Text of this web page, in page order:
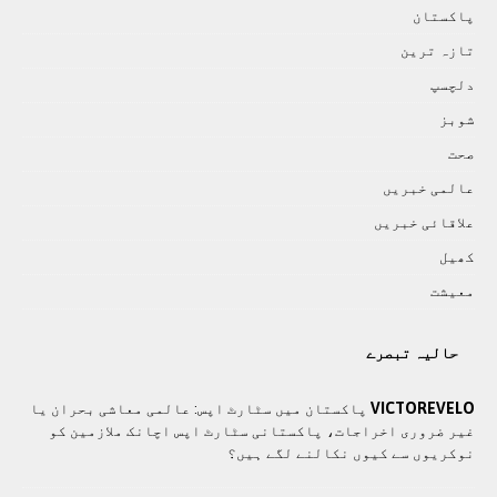
پاکستان
تازہ ترين
دلچسپ
شوبز
صحت
عالمی خبريں
علاقائی خبريں
کھيل
معيشت
حالیہ تبصرے
VICTOREVELO پاکستان میں سٹارٹ اپس: عالمی معاشی بحران یا
غیر ضروری اخراجات، پاکستانی سٹارٹ اپس اچانک ملازمین کو
نوکریوں سے کیوں نکالنے لگے ہیں؟